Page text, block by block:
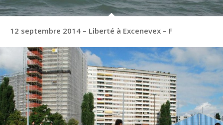
12 septembre 2014 – Liberté à Excenevex – F